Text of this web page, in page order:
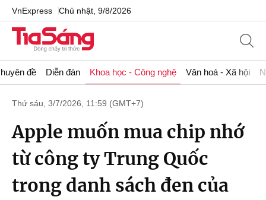
VnExpress Chủ nhật, 9/8/2026
đề Diễn đàn Khoa học - Công nghệ Văn hoá - Xã hội
Thứ sáu, 3/7/2026, 11:59 (GMT+7)
Apple muốn mua chip nhớ
từ công ty Trung Quốc
trong danh sách đen của